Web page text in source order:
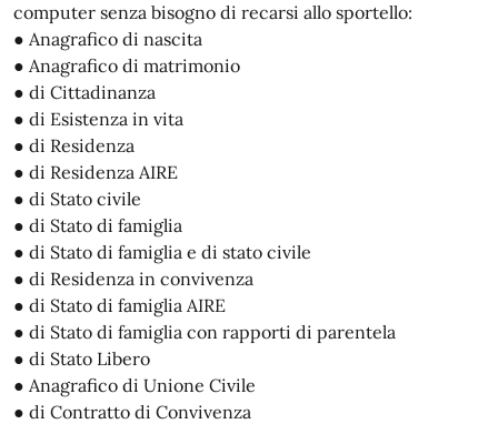
computer senza bisogno di recarsi allo sportello:
● Anagrafico di nascita
● Anagrafico di matrimonio
● di Cittadinanza
● di Esistenza in vita
● di Residenza
● di Residenza AIRE
● di Stato civile
● di Stato di famiglia
● di Stato di famiglia e di stato civile
● di Residenza in convivenza
● di Stato di famiglia AIRE
● di Stato di famiglia con rapporti di parentela
● di Stato Libero
● Anagrafico di Unione Civile
● di Contratto di Convivenza